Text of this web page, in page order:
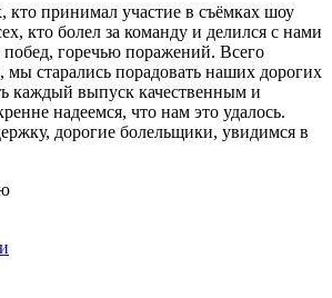
кто принимал участие в съёмках шоу
кто болел за команду и делился с нами
горечью поражений. Всего
мы старались порадовать наших дорогих
каждый выпуск качественным и
надеемся, что нам это удалось.
дорогие болельщики, увидимся в